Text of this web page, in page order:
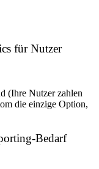
für Nutzer
(Ihre Nutzer zahlen
die einzige Option,
Bedarf